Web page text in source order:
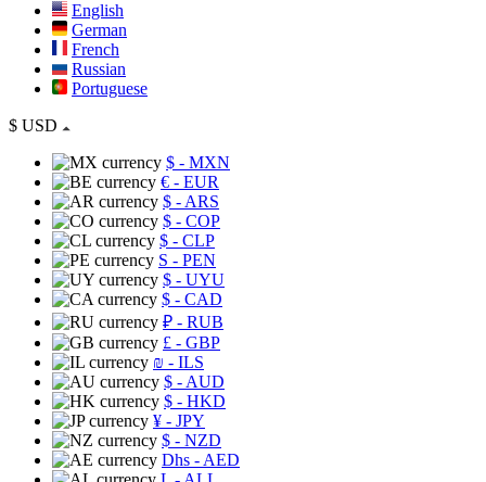
English
German
French
Russian
Portuguese
$ USD
$ - MXN
€ - EUR
$ - ARS
$ - COP
$ - CLP
S - PEN
$ - UYU
$ - CAD
₽ - RUB
£ - GBP
₪ - ILS
$ - AUD
$ - HKD
¥ - JPY
$ - NZD
Dhs - AED